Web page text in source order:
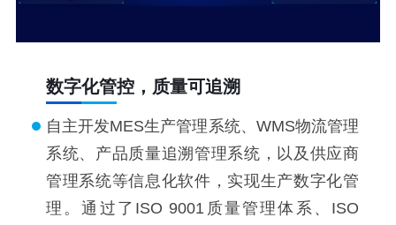
数字化管控，质量可追溯
自主开发MES生产管理系统、WMS物流管理
系统、产品质量追溯管理系统，以及供应商
管理系统等信息化软件，实现生产数字化管
理。通过了ISO 9001质量管理体系、ISO